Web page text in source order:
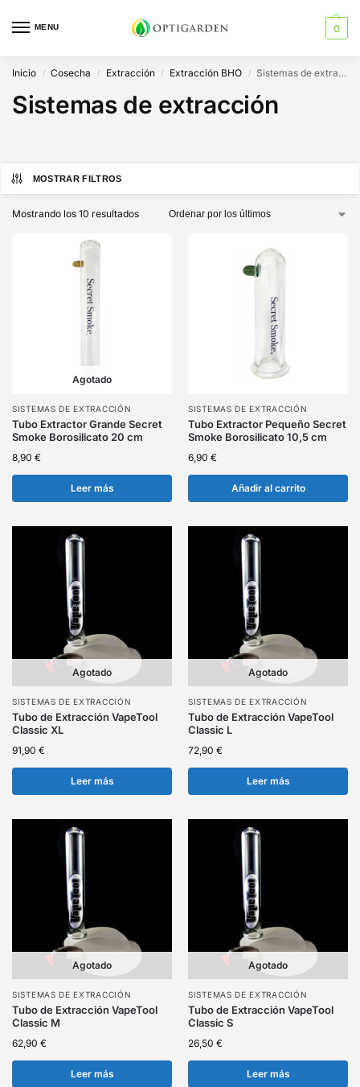
MENU 0
Inicio / Cosecha / Extracción / Extracción BHO / Sistemas de extracción
Sistemas de extracción
MOSTRAR FILTROS
Mostrando los 10 resultados
Agotado
SISTEMAS DE EXTRACCIÓN
Tubo Extractor Grande Secret
Smoke Borosilicato 20 cm
8,90 €
Leer más
SISTEMAS DE EXTRACCIÓN
Tubo Extractor Pequeño Secret
Smoke Borosilicato 10,5 cm
6,90 €
Añadir al carrito
Agotado
SISTEMAS DE EXTRACCIÓN
Tubo de Extracción VapeTool
Classic XL
91,90 €
Leer más
Agotado
SISTEMAS DE EXTRACCIÓN
Tubo de Extracción VapeTool
Classic L
72,90 €
Leer más
Agotado
SISTEMAS DE EXTRACCIÓN
Tubo de Extracción VapeTool
Classic M
62,90 €
Leer más
Agotado
SISTEMAS DE EXTRACCIÓN
Tubo de Extracción VapeTool
Classic S
26,50 €
Leer más